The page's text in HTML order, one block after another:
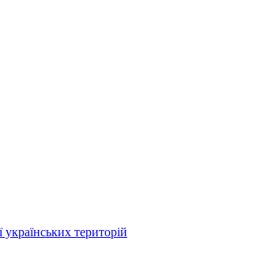
територій